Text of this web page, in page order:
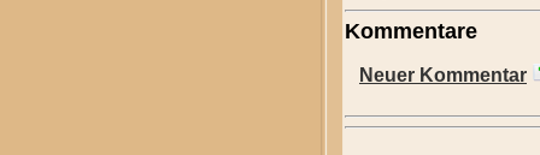
Kommentare
Neuer Kommentar